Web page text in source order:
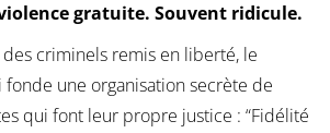
gratuite. Souvent ridicule.
des criminels remis en liberté, le
fonde une organisation secrète de
qui font leur propre justice : “Fidélité